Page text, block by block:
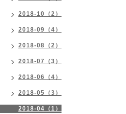
2018-10（2）
2018-09（4）
2018-08（2）
2018-07（3）
2018-06（4）
2018-05（3）
2018-04（1）